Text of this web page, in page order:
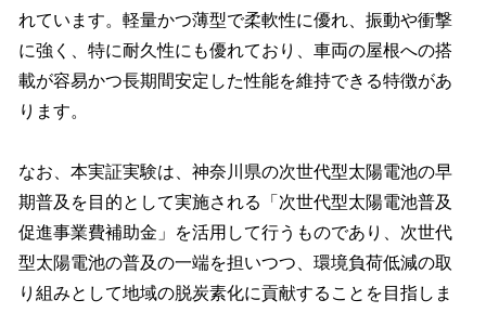
れています。軽量かつ薄型で柔軟性に優れ、振動や衝撃
に強く、特に耐久性にも優れており、車両の屋根への搭
載が容易かつ長期間安定した性能を維持できる特徴があ
ります。
なお、本実証実験は、神奈川県の次世代型太陽電池の早
期普及を目的として実施される「次世代型太陽電池普及
促進事業費補助金」を活用して行うものであり、次世代
型太陽電池の普及の一端を担いつつ、環境負荷低減の取
り組みとして地域の脱炭素化に貢献することを目指しま